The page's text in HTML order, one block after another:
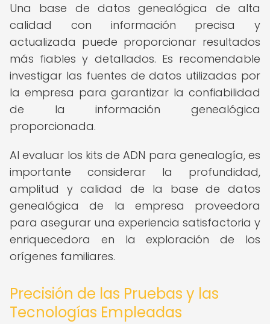
Una base de datos genealógica de alta
calidad con información precisa y
actualizada puede proporcionar resultados
más fiables y detallados. Es recomendable
investigar las fuentes de datos utilizadas por
la empresa para garantizar la confiabilidad
de la información genealógica
proporcionada.
Al evaluar los kits de ADN para genealogía, es
importante considerar la profundidad,
amplitud y calidad de la base de datos
genealógica de la empresa proveedora
para asegurar una experiencia satisfactoria y
enriquecedora en la exploración de los
orígenes familiares.
Precisión de las Pruebas y las
Tecnologías Empleadas